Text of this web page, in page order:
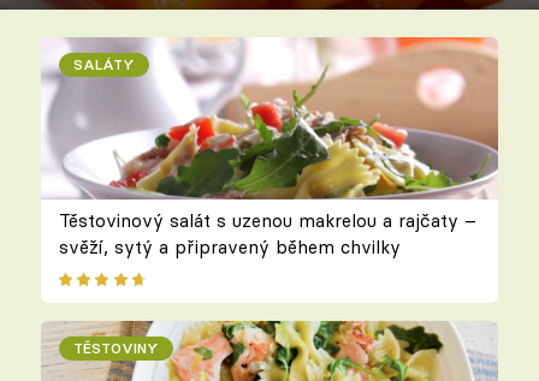
SALÁTY
Těstovinový salát s uzenou makrelou a rajčaty –
svěží, sytý a připravený během chvilky
TĚSTOVINY